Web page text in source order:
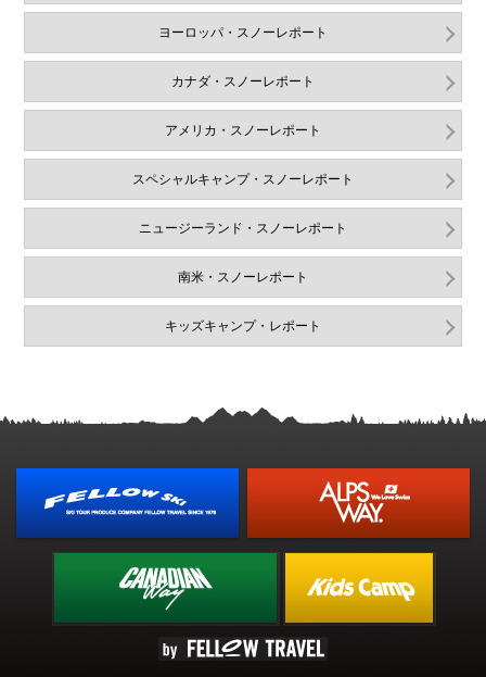
ヨーロッパ・スノーレポート
カナダ・スノーレポート
アメリカ・スノーレポート
スペシャルキャンプ・スノーレポート
ニュージーランド・スノーレポート
南米・スノーレポート
キッズキャンプ・レポート